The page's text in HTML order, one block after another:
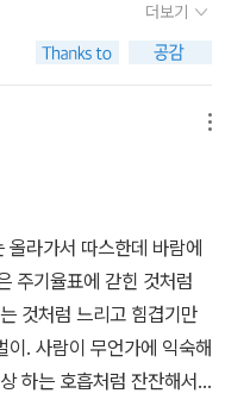
감상을 치워버리려고 책을
저께. 지금은 이 글을 쓰
장 밑 뜨거움도 다시 서늘해
무감해질 것 같다는 생각
기록해두련다. 영화 <밀양
어떻게 감히 하나님이맘
그 마음이 어렴풋이 이해
프리모 레비의 글을 읽고,
를 미워하게 될 것 같다.
이란 강인함과 자유의 맛,
자유의 맛이다. 그래서
행 속으로, 겉보기만 어리
대해 정말 고맙게 생각한
을 충분히 인식하고 있었
흐르면서 점점 더 엄격해
은 사람은 너무 오래 기다
로 그게 실수였다는 것을
었다. -273쪽하지만 나는
얽혀 있고, 사회와 회사에
혀 있다. 하지만 그는 장벽
마음에 맞게 세워놓고 그
더보기
라가서 따스한데 바람에
주기율표에 갇힌 것처럼
것처럼 느리고 힘겹기만
. 사람이 무언가에 익숙해
하는 호흡처럼 잔잔해서